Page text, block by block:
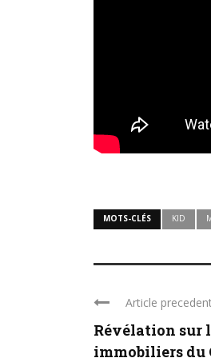
MOTS-CLÉS KID
Article
Révélation sur
immobiliers du